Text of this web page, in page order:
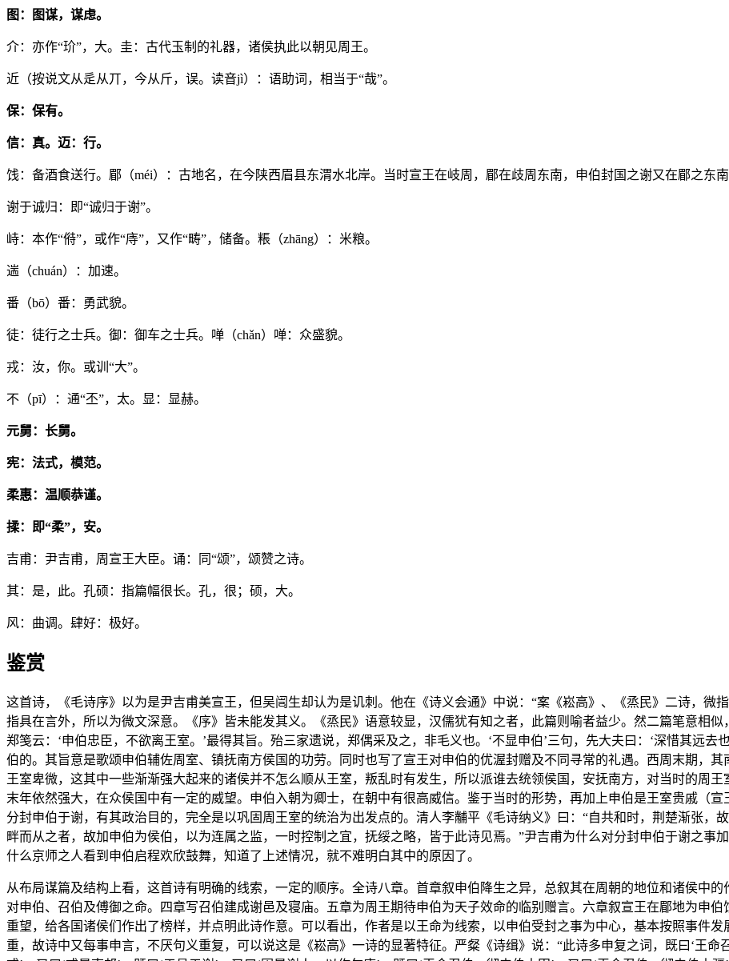
图：图谋，谋虑。
介：亦作“玠”，大。圭：古代玉制的礼器，诸侯执此以朝见周王。
近（按说文从辵从丌，今从斤，误。读音jì）：语助词，相当于“哉”。
保：保有。
信：真。迈：行。
饯：备酒食送行。郿（méi）：古地名，在今陕西眉县东渭水北岸。当时宣王在岐周，郿在歧周东南，申伯封国之谢又在郿之东
谢于诚归：即“诚归于谢”。
峙：本作“偫”，或作“庤”，又作“畴”，储备。粻（zhāng）：米粮。
遄（chuán）：加速。
番（bō）番：勇武貌。
徒：徒行之士兵。御：御车之士兵。啴（chǎn）啴：众盛貌。
戎：汝，你。或训“大”。
不（pī）：通“丕”，太。显：显赫。
元舅：长舅。
宪：法式，模范。
柔惠：温顺恭谨。
揉：即“柔”，安。
吉甫：尹吉甫，周宣王大臣。诵：同“颂”，颂赞之诗。
其：是，此。孔硕：指篇幅很长。孔，很；硕，大。
风：曲调。肆好：极好。
鉴赏
这首诗，《毛诗序》以为是尹吉甫美宣王，但吴闿生却认为是讥刺。他在《诗义会通》中说：“案《崧高》、《烝民》二诗，微
指具在言外，所以为微文深意。《序》皆未能发其义。《烝民》语意较显，汉儒犹有知之者，此篇则喻者益少。然二篇笔意相
郑笺云：‘申伯忠臣，不欲离王室。’最得其旨。殆三家遗说，郑偶采及之，非毛义也。‘不显申伯’三句，先大夫曰：‘深惜其远
伯的。其旨意是歌颂申伯辅佐周室、镇抚南方侯国的功劳。同时也写了宣王对申伯的优渥封赠及不同寻常的礼遇。西周末期，
王室卑微，这其中一些渐渐强大起来的诸侯并不怎么顺从王室，叛乱时有发生，所以派谁去统领侯国，安抚南方，对当时的周
末年依然强大，在众侯国中有一定的威望。申伯入朝为卿士，在朝中有很高威信。鉴于当时的形势，再加上申伯是王室贵戚（
分封申伯于谢，有其政治目的，完全是以巩固周王室的统治为出发点的。清人李黼平《毛诗纳义》曰：“自共和时，荆楚渐张，
畔而从之者，故加申伯为侯伯，以为连属之监，一时控制之宜，抚绥之略，皆于此诗见焉。”尹吉甫为什么对分封申伯于谢之事
什么京师之人看到申伯启程欢欣鼓舞，知道了上述情况，就不难明白其中的原因了。
从布局谋篇及结构上看，这首诗有明确的线索，一定的顺序。全诗八章。首章叙申伯降生之异，总叙其在周朝的地位和诸侯中
对申伯、召伯及傅御之命。四章写召伯建成谢邑及寝庙。五章为周王期待申伯为天子效命的临别赠言。六章叙宣王在郿地为申
重望，给各国诸侯们作出了榜样，并点明此诗作意。可以看出，作者是以王命为线索，以申伯受封之事为中心，基本按照事件
重，故诗中又每事申言，不厌句义重复，可以说这是《崧高》一诗的显著特征。严粲《诗缉》说：“此诗多申复之词，既曰‘王命